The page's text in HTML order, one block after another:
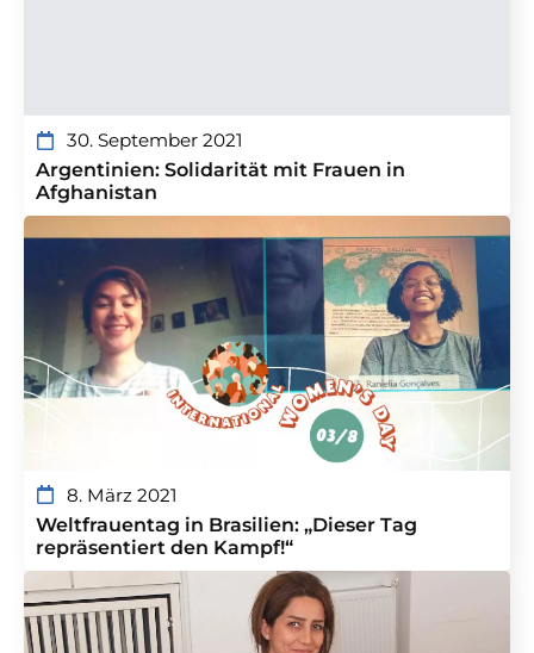
30. September 2021
Argentinien: Solidarität mit Frauen in
Afghanistan
8. März 2021
Weltfrauentag in Brasilien: „Dieser Tag
repräsentiert den Kampf!“